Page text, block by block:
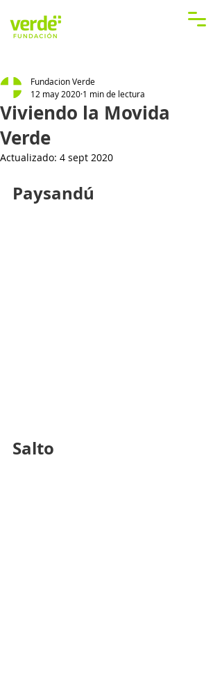
Viviendo la Movida
Verde
Fundacion Verde
12 may 2020 1 min de lectura
Actualizado: 4 sept 2020
Paysandú
Salto